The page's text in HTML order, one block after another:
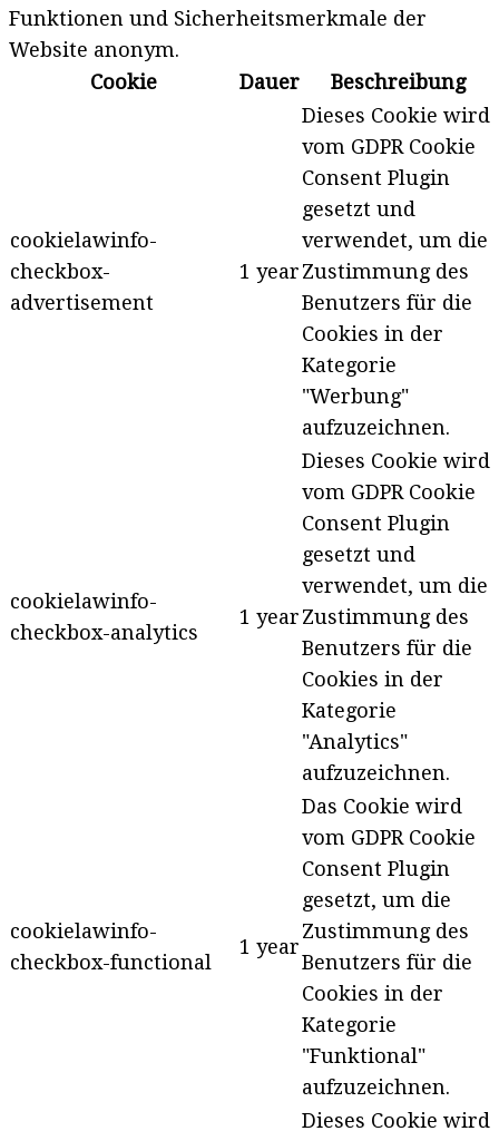
Funktionen und Sicherheitsmerkmale der
Website anonym.
Cookie
Dauer Beschreibung
cookielawinfo-
checkbox-
advertisement
1 year
Dieses Cookie wird
vom GDPR Cookie
Consent Plugin
gesetzt und
verwendet, um die
Zustimmung des
Benutzers für die
Cookies in der
Kategorie
"Werbung"
aufzuzeichnen.
cookielawinfo-
checkbox-analytics
1 year
Dieses Cookie wird
vom GDPR Cookie
Consent Plugin
gesetzt und
verwendet, um die
Zustimmung des
Benutzers für die
Cookies in der
Kategorie
"Analytics"
aufzuzeichnen.
cookielawinfo-
checkbox-functional
1 year
Das Cookie wird
vom GDPR Cookie
Consent Plugin
gesetzt, um die
Zustimmung des
Benutzers für die
Cookies in der
Kategorie
"Funktional"
aufzuzeichnen.
Dieses Cookie wird